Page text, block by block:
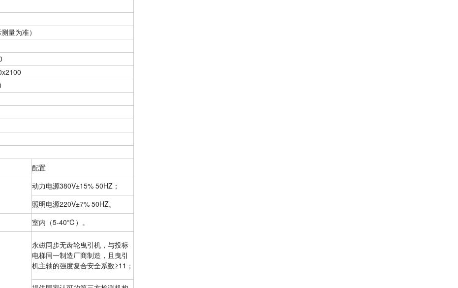
量为准）
配置
动力电源380V±15% 50HZ；
照明电源220V±7% 50HZ。
室内（5-40℃）。
永磁同步无齿轮曳引机，与投标
电梯同一制造厂商制造，且曳引
机主轴的强度复合安全系数≥11；